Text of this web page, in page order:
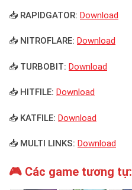
📥 RAPIDGATOR: Download
📥 NITROFLARE: Download
📥 TURBOBIT: Download
📥 HITFILE: Download
📥 KATFILE: Download
📥 MULTI LINKS: Download
🎮 Các game tương tự: